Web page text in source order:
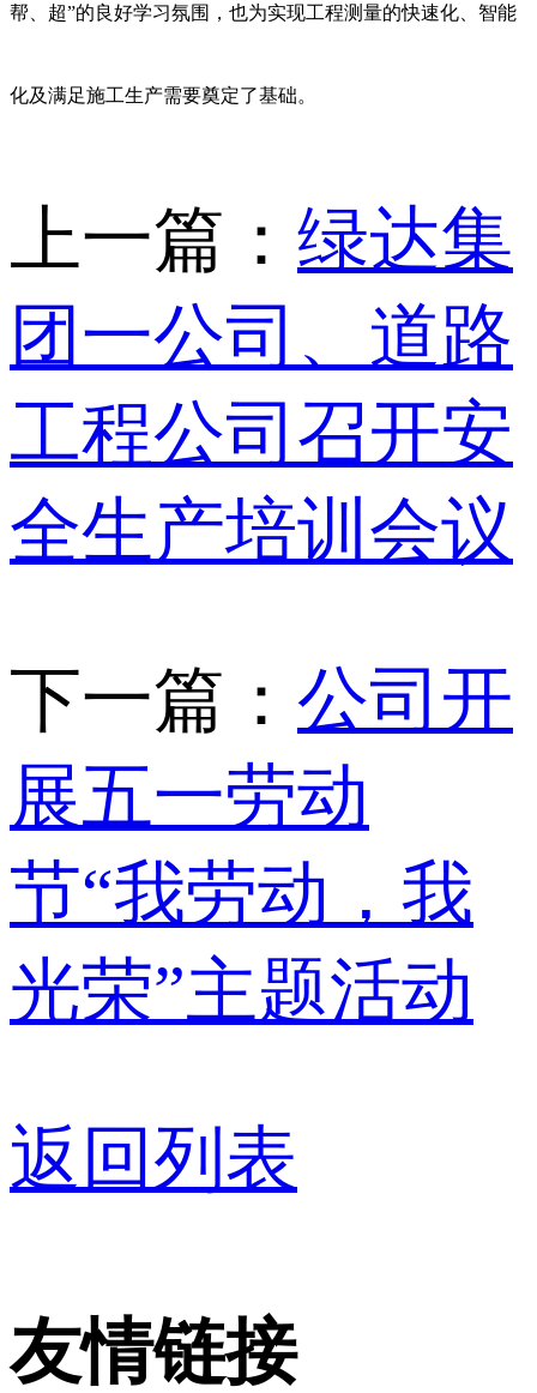
帮、超”的良好学习氛围，也为实现工程测量的快速化、智能
化及满足施工生产需要奠定了基础。
上一篇： 绿达集
团一公司、道路
工程公司召开安
全生产培训会议
下一篇： 公司开
展五一劳动
节“我劳动，我
光荣”主题活动
返回列表
友情链接